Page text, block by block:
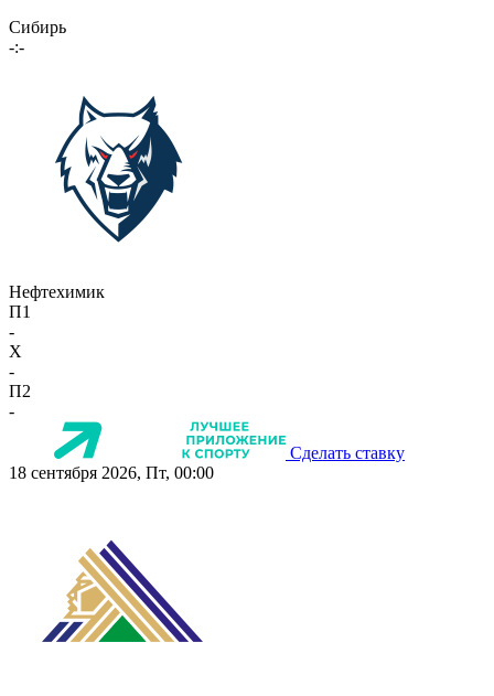
Сибирь
-:-
Нефтехимик
П1
-
X
-
П2
-
Сделать ставку
18 сентября 2026, Пт, 00:00